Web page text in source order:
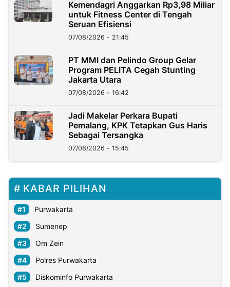
Kemendagri Anggarkan Rp3,98 Miliar
untuk Fitness Center di Tengah
Seruan Efisiensi
07/08/2026 - 21:45
PT MMI dan Pelindo Group Gelar
Program PELITA Cegah Stunting
Jakarta Utara
07/08/2026 - 16:42
Jadi Makelar Perkara Bupati
Pemalang, KPK Tetapkan Gus Haris
Sebagai Tersangka
07/08/2026 - 15:45
KABAR PILIHAN
Purwakarta
Sumenep
Om Zein
Polres Purwakarta
Diskominfo Purwakarta